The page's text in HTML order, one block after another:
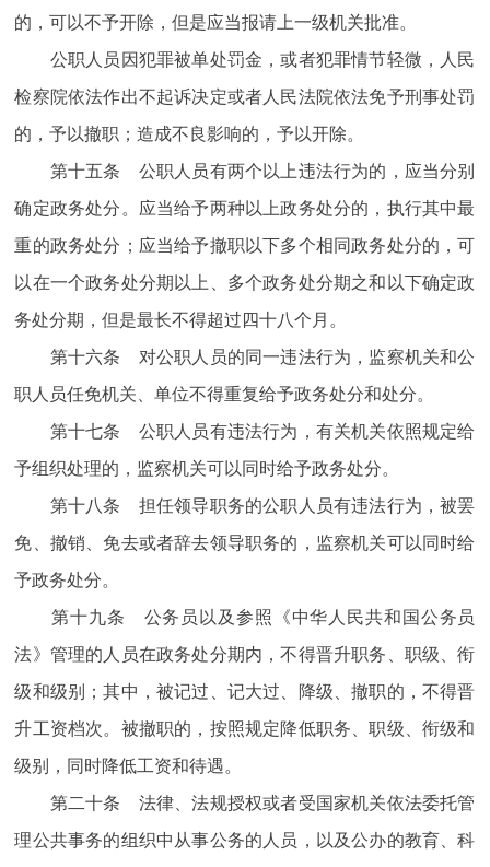
的，可以不予开除，但是应当报请上一级机关批准。
公职人员因犯罪被单处罚金，或者犯罪情节轻微，人民
检察院依法作出不起诉决定或者人民法院依法免予刑事处罚
的，予以撤职；造成不良影响的，予以开除。
第十五条 公职人员有两个以上违法行为的，应当分别
确定政务处分。应当给予两种以上政务处分的，执行其中最
重的政务处分；应当给予撤职以下多个相同政务处分的，可
以在一个政务处分期以上、多个政务处分期之和以下确定政
务处分期，但是最长不得超过四十八个月。
第十六条 对公职人员的同一违法行为，监察机关和公
职人员任免机关、单位不得重复给予政务处分和处分。
第十七条 公职人员有违法行为，有关机关依照规定给
予组织处理的，监察机关可以同时给予政务处分。
第十八条 担任领导职务的公职人员有违法行为，被罢
免、撤销、免去或者辞去领导职务的，监察机关可以同时给
予政务处分。
第十九条 公务员以及参照《中华人民共和国公务员
法》管理的人员在政务处分期内，不得晋升职务、职级、衔
级和级别；其中，被记过、记大过、降级、撤职的，不得晋
升工资档次。被撤职的，按照规定降低职务、职级、衔级和
级别，同时降低工资和待遇。
第二十条 法律、法规授权或者受国家机关依法委托管
理公共事务的组织中从事公务的人员，以及公办的教育、科